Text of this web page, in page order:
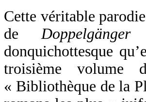
Cette véritable
de Doppelgänger
donquichottesque
troisième
« Bibliothèque de la